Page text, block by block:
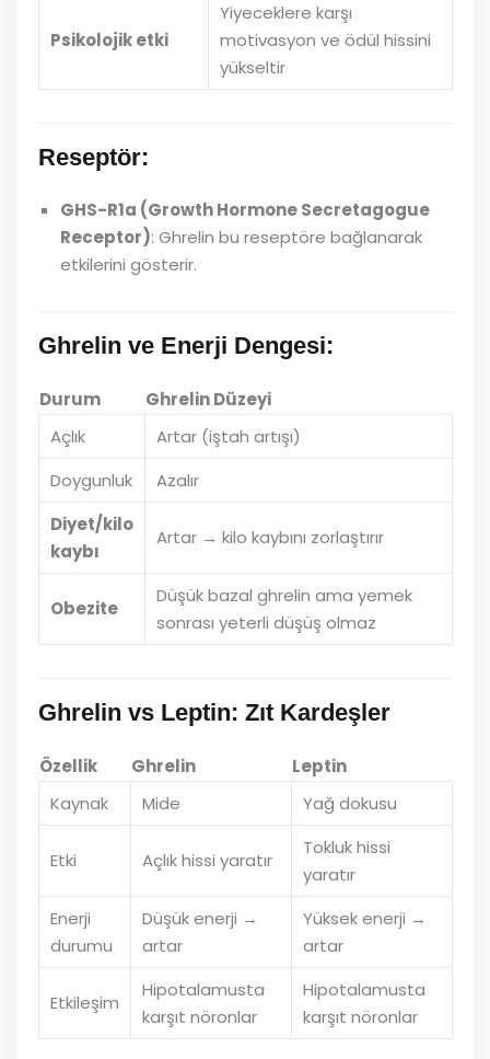
Psikolojik etki
Yiyeceklere karşı
motivasyon ve ödül hissini
yükseltir
Reseptör:
GHS-R1a (Growth Hormone Secretagogue
Receptor): Ghrelin bu reseptöre bağlanarak
etkilerini gösterir.
Ghrelin ve Enerji Dengesi:
Durum
Ghrelin Düzeyi
Açlık
Artar (iştah artışı)
Doygunluk
Azalır
Diyet/kilo
kaybı
Artar → kilo kaybını zorlaştırır
Obezite
Düşük bazal ghrelin ama yemek
sonrası yeterli düşüş olmaz
Ghrelin vs Leptin: Zıt Kardeşler
Özellik Ghrelin
Leptin
Kaynak
Mide Yağ dokusu
Etki Açlık hissi yaratır
Tokluk hissi
yaratır
Enerji
durumu
Düşük enerji →
artar
Yüksek enerji →
artar
Etkileşim
Hipotalamusta
karşıt nöronlar
Hipotalamusta
karşıt nöronlar